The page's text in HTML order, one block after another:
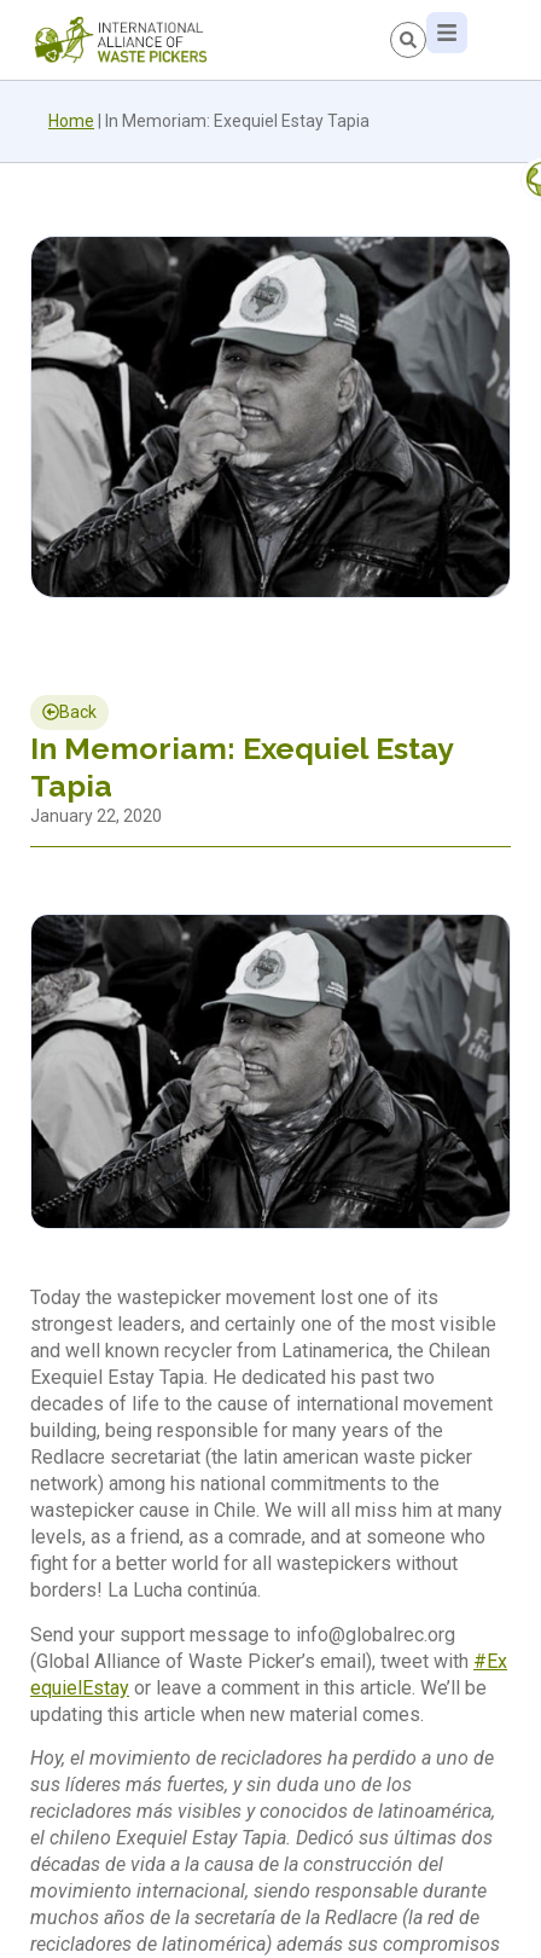
Home In Memoriam: Exequiel Estay Tapia
Back
In Memoriam: Exequiel Estay
Tapia
January 22, 2020
Today the wastepicker movement lost one of its
strongest leaders, and certainly one of the most visible
and well known recycler from Latinamerica, the Chilean
Exequiel Estay Tapia. He dedicated his past two
decades of life to the cause of international movement
building, being responsible for many years of the
Redlacre secretariat (the latin american waste picker
network) among his national commitments to the
wastepicker cause in Chile. We will all miss him at many
levels, as a friend, as a comrade, and at someone who
fight for a better world for all wastepickers without
borders! La Lucha continúa.
Send your support message to info@globalrec.org
(Global Alliance of Waste Picker’s email), tweet with #Ex
equielEstay or leave a comment in this article. We’ll be
updating this article when new material comes.
Hoy, el movimiento de recicladores ha perdido a uno de
sus líderes más fuertes, y sin duda uno de los
recicladores más visibles y conocidos de latinoamérica,
el chileno Exequiel Estay Tapia. Dedicó sus últimas dos
décadas de vida a la causa de la construcción del
movimiento internacional, siendo responsable durante
muchos años de la secretaría de la Redlacre (la red de
recicladores de latinomérica) además sus compromisos